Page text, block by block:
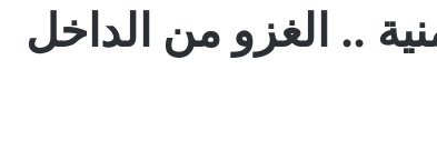
.. الغزو من الداخل